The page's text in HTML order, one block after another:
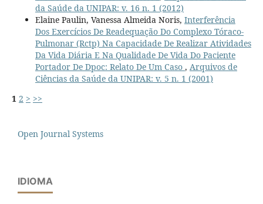
da Saúde da UNIPAR: v. 16 n. 1 (2012)
Elaine Paulin, Vanessa Almeida Noris, Interferência
Dos Exercícios De Readequação Do Complexo Tóraco-
Pulmonar (Rctp) Na Capacidade De Realizar Atividades
Da Vida Diária E Na Qualidade De Vida Do Paciente
Portador De Dpoc: Relato De Um Caso , Arquivos de
Ciências da Saúde da UNIPAR: v. 5 n. 1 (2001)
1 2 > >>
Open Journal Systems
IDIOMA